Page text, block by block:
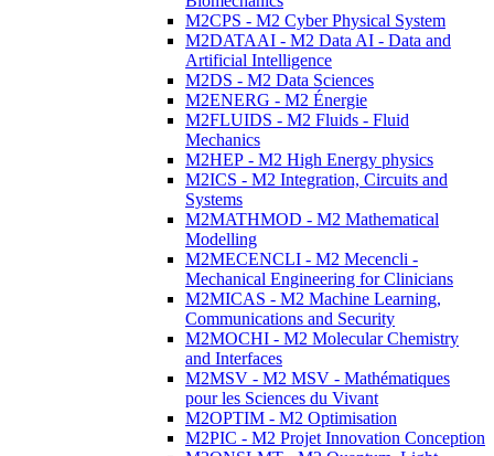
M2CPS - M2 Cyber Physical System
M2DATAAI - M2 Data AI - Data and
Artificial Intelligence
M2DS - M2 Data Sciences
M2ENERG - M2 Énergie
M2FLUIDS - M2 Fluids - Fluid
Mechanics
M2HEP - M2 High Energy physics
M2ICS - M2 Integration, Circuits and
Systems
M2MATHMOD - M2 Mathematical
Modelling
M2MECENCLI - M2 Mecencli -
Mechanical Engineering for Clinicians
M2MICAS - M2 Machine Learning,
Communications and Security
M2MOCHI - M2 Molecular Chemistry
and Interfaces
M2MSV - M2 MSV - Mathématiques
pour les Sciences du Vivant
M2OPTIM - M2 Optimisation
M2PIC - M2 Projet Innovation Conception